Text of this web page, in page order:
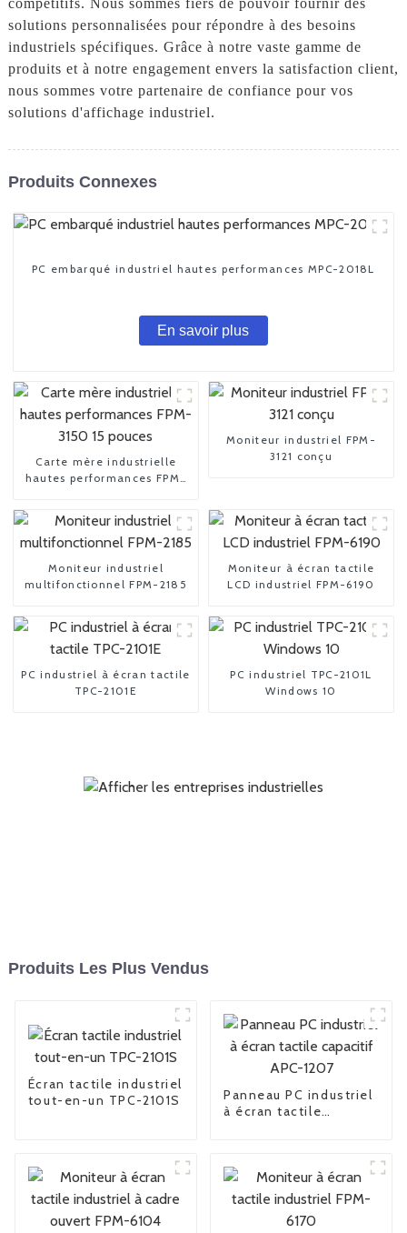
solutions personnalisées pour répondre à des besoins
industriels spécifiques. Grâce à notre vaste gamme de
produits et à notre engagement envers la satisfaction client,
nous sommes votre partenaire de confiance pour vos
solutions d'affichage industriel.
Produits Connexes
PC embarqué industriel hautes performances MPC-2018L
En savoir plus
Carte mère industrielle
hautes performances FPM-
Moniteur industriel FPM-
3121 conçu
Moniteur industriel
multifonctionnel FPM-2185
Moniteur à écran tactile
LCD industriel FPM-6190
PC industriel à écran tactile
TPC-2101E
PC industriel TPC-2101L
Windows 10
Produits Les Plus Vendus
Écran tactile industriel
tout-en-un TPC-2101S
Panneau PC industriel
à écran tactile